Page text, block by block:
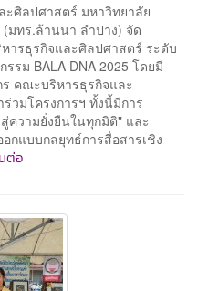
ศิลปศาสตร์ มหาวิทยาลัย
มทร.ล้านนา ลำปาง) จัด
ารธุรกิจและศิลปศาสตร์ ระดับ
รม BALA DNA 2025 โดยมี
คณะบริหารธุรกิจและ
วมโครงการฯ ทั้งนี้มีการ
ความยั่งยืนในทุกมิติ" และ
กแบบกลยุทธ์การสื่อสารเชิง
ต่อ